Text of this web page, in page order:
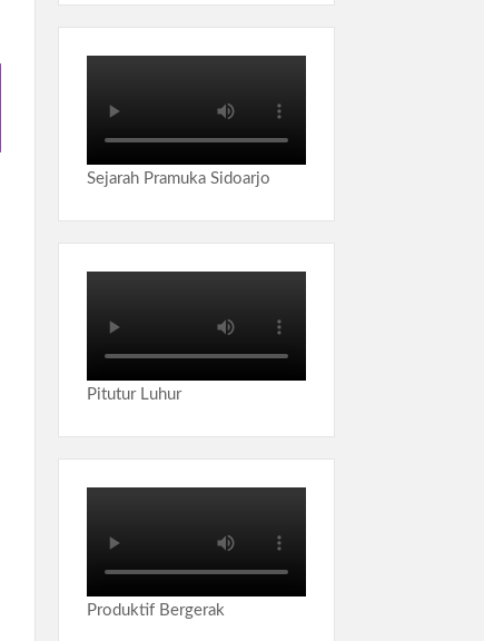
Sejarah Pramuka Sidoarjo
Pitutur Luhur
Produktif Bergerak